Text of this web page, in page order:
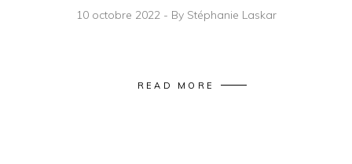
10 octobre 2022 By Stéphanie Laskar
READ MORE